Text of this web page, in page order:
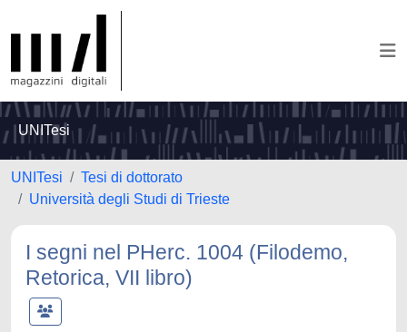
UNITesi
UNITesi
Tesi di dottorato
Università degli Studi di Trieste
I segni nel PHerc. 1004 (Filodemo,
Retorica, VII libro)